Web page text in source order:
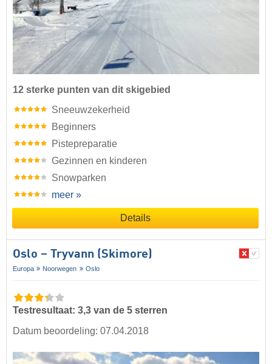
12 sterke punten van dit skigebied
Sneeuwzekerheid
Beginners
Pistepreparatie
Gezinnen en kinderen
Snowparken
meer »
Details
Oslo – Tryvann (Skimore)
Europa Noorwegen Oslo
Testresultaat: 3,3 van de 5 sterren
Datum beoordeling: 07.04.2018